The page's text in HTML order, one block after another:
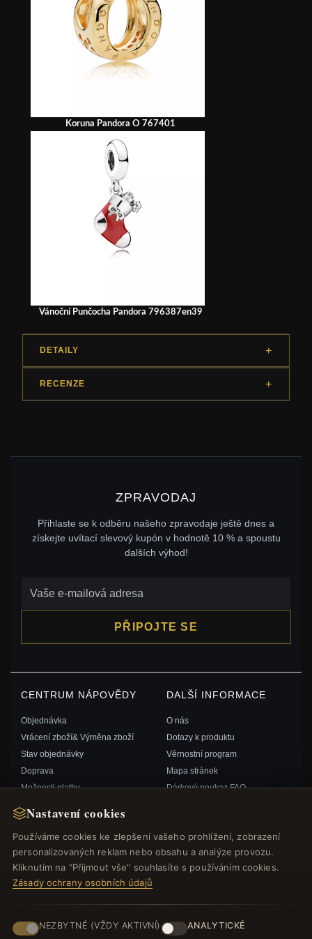
Nastavení cookies
Používáme cookies ke zlepšení vašeho prohlížení, zobrazení
personalizovaných reklam nebo obsahu a analýze provozu.
Kliknutím na "Přijmout vše" souhlasíte s používáním cookies.
Zásady ochrany osobních údajů
NEZBYTNÉ (VŽDY AKTIVNÍ) ANALYTICKÉ
Koruna Pandora O 767401
Vánoční Punčocha Pandora 796387en39
DETAILY
RECENZE
ZPRAVODAJ
Přihlaste se k odběru našeho zpravodaje ještě dnes a
získejte uvítací slevový kupón v hodnotě 10 % a spoustu
dalších výhod!
PŘIPOJTE SE
CENTRUM NÁPOVĚDY
Objednávka
Vrácení zboží& Výměna zboží
Stav objednávky
Doprava
Možnosti platby
Kontaktujte nás
DALŠÍ INFORMACE
O nás
Dotazy k produktu
Věrnostní program
Mapa stránek
Dárkový poukaz FAQ
RYCHLÉ ODKAZY
Nové produkty
Speciální nabídky
Blog
SLEDUJTE NÁS